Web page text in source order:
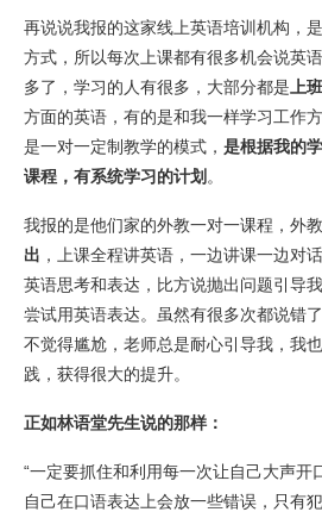
再说说我报的这家线上英语培训机构，
方式，所以每次上课都有很多机会说英
多了，学习的人有很多，大部分都是 上
方面的英语，有的是和我一样学习工作
是一对一定制教学的模式， 是根据我的
课程，有系统学习的计划 。
我报的是他们家的外教一对一课程，外
出 ，上课全程讲英语，一边讲课一边对
英语思考和表达，比方说抛出问题引导
尝试用英语表达。虽然有很多次都说错
不觉得尴尬，老师总是耐心引导我，我
践，获得很大的提升。
正如林语堂先生说的那样：
“一定要抓住和利用每一次让自己大声开
自己在口语表达上会放一些错误，只有